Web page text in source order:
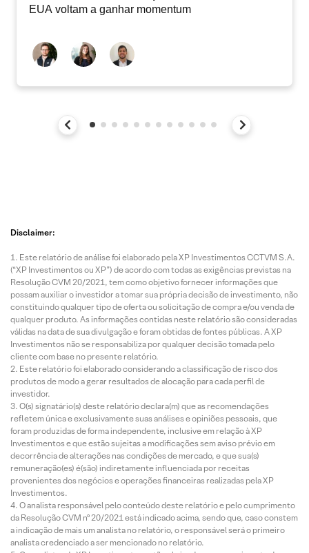
EUA voltam a ganhar momentum
Disclaimer:
Este relatório de análise foi elaborado pela XP Investimentos CCTVM S.A.
(“XP Investimentos ou XP”) de acordo com todas as exigências previstas na
Resolução CVM 20/2021, tem como objetivo fornecer informações que
possam auxiliar o investidor a tomar sua própria decisão de investimento, não
constituindo qualquer tipo de oferta ou solicitação de compra e/ou venda de
qualquer produto. As informações contidas neste relatório são consideradas
válidas na data de sua divulgação e foram obtidas de fontes públicas. A XP
Investimentos não se responsabiliza por qualquer decisão tomada pelo
cliente com base no presente relatório.
Este relatório foi elaborado considerando a classificação de risco dos
produtos de modo a gerar resultados de alocação para cada perfil de
investidor.
O(s) signatário(s) deste relatório declara(m) que as recomendações
refletem única e exclusivamente suas análises e opiniões pessoais, que
foram produzidas de forma independente, inclusive em relação à XP
Investimentos e que estão sujeitas a modificações sem aviso prévio em
decorrência de alterações nas condições de mercado, e que sua(s)
remuneração(es) é(são) indiretamente influenciada por receitas
provenientes dos negócios e operações financeiras realizadas pela XP
Investimentos.
O analista responsável pelo conteúdo deste relatório e pelo cumprimento
da Resolução CVM nº 20/2021 está indicado acima, sendo que, caso constem
a indicação de mais um analista no relatório, o responsável será o primeiro
analista credenciado a ser mencionado no relatório.